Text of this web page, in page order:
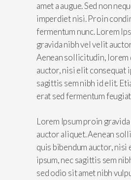
amet a augue. Sed non
imperdiet nisi. Proin
fermentum nunc. Lorem
gravida nibh vel velit
Aenean sollicitudin, lorem
auctor, nisi elit consequat
sagittis sem nibh id elit.
erat sed fermentum
Lorem Ipsum proin
auctor aliquet. Aenean
quis bibendum auctor, nisi
ipsum, nec sagittis sem
sed odio sit amet nibh